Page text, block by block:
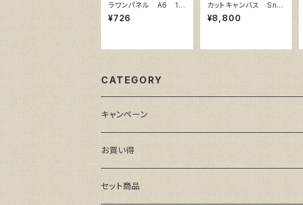
ラワンパネル A6 14
8㎜×105㎜
¥726
カットキャンバス Sno
w White SPC F10
0
¥8,800
CATEGORY
キャンペーン
お買い得
セット商品